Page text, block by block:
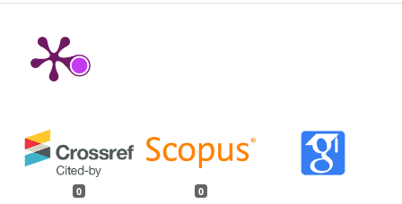
0 0